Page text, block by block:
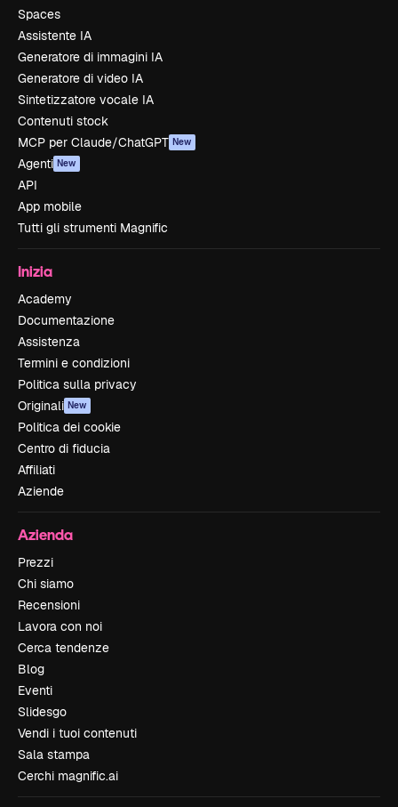
Spaces
Assistente IA
Generatore di immagini IA
Generatore di video IA
Sintetizzatore vocale IA
Contenuti stock
MCP per Claude/ChatGPT New
Agenti New
API
App mobile
Tutti gli strumenti Magnific
Inizia
Academy
Documentazione
Assistenza
Termini e condizioni
Politica sulla privacy
Originali New
Politica dei cookie
Centro di fiducia
Affiliati
Aziende
Azienda
Prezzi
Chi siamo
Recensioni
Lavora con noi
Cerca tendenze
Blog
Eventi
Slidesgo
Vendi i tuoi contenuti
Sala stampa
Cerchi magnific.ai